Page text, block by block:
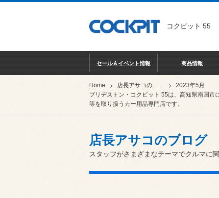
コクピット 55
セール＆イベント情報 商品情報
Home 店長アサコのブログ
2023年5月
ブリヂストン・コクピット 55は、高知県南国
等を取り扱うカー用品専門店です。
店長アサコのブログ
スタッフがさまざまなテーマでクルマに